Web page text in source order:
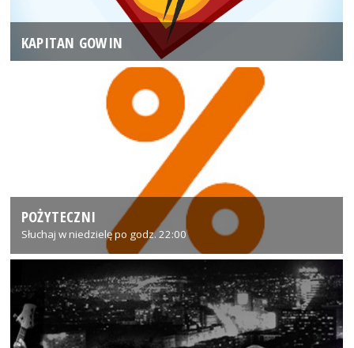
KAPITAN GOWIN
POŻYTECZNI
Słuchaj w niedzielę po godz. 22:00